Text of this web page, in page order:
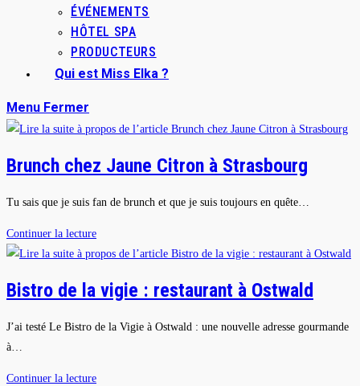
ÉVÉNEMENTS
HÔTEL SPA
PRODUCTEURS
Qui est Miss Elka ?
Menu Fermer
Brunch chez Jaune Citron à Strasbourg
Tu sais que je suis fan de brunch et que je suis toujours en quête…
Continuer la lectureBrunch
chez
Citron
Strasbourg
Bistro de la vigie : restaurant à Ostwald
J’ai testé Le Bistro de la Vigie à Ostwald : une nouvelle adresse gourmande
à…
Continuer la lectureBistro